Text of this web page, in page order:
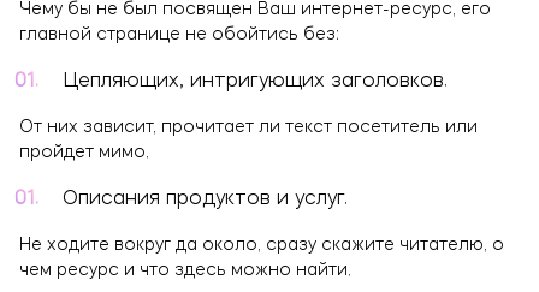
Чему бы не был посвящен Ваш интернет-ресурс, его
главной странице не обойтись без:
Цепляющих, интригующих заголовков.
От них зависит, прочитает ли текст посетитель или
пройдет мимо.
Описания продуктов и услуг.
Не ходите вокруг да около, сразу скажите читателю, о
чем ресурс и что здесь можно найти.